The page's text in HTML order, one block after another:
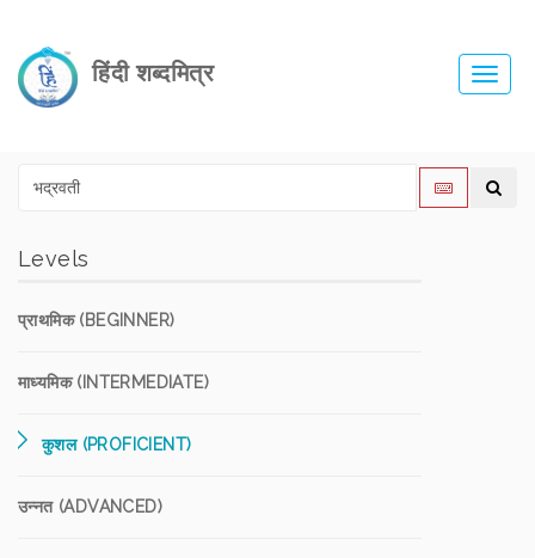
हिंदी शब्दमित्र
Levels
प्राथमिक (BEGINNER)
माध्यमिक (INTERMEDIATE)
कुशल (PROFICIENT)
उन्नत (ADVANCED)